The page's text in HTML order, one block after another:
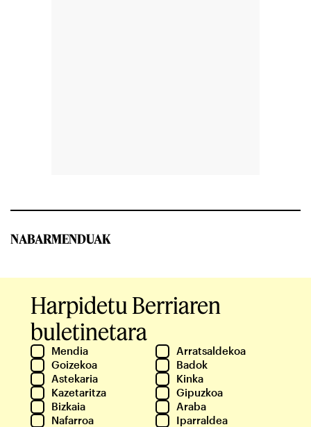
NABARMENDUAK
Harpidetu Berriaren
buletinetara
Mendia
Arratsaldekoa
Goizekoa
Badok
Astekaria
Kinka
Kazetaritza
Gipuzkoa
Bizkaia
Araba
Nafarroa
Iparraldea